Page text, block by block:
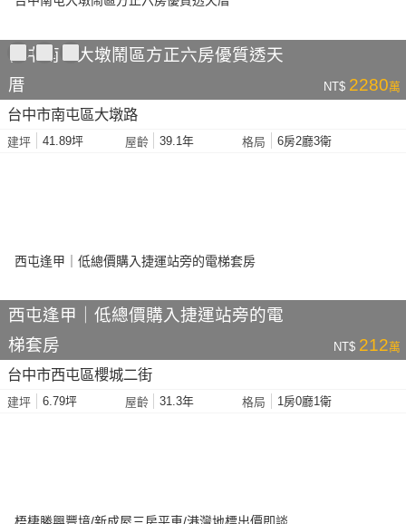
台中南屯大墩鬧區方正六房優質透天
厝
NT$ 2280萬
台中市南屯區大墩路
建坪 41.89坪 屋齡 39.1年 格局 6房2廳3衛
西屯逢甲｜低總價購入捷運站旁的電
梯套房
NT$ 212萬
台中市西屯區櫻城二街
建坪 6.79坪 屋齡 31.3年 格局 1房0廳1衛